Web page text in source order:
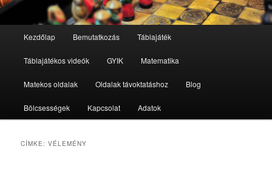
Tovább
az
elsődleges
tartalomra
Tovább
a
másodlagos
tartalomra
Kezdőlap Bemutatkozás Táblajáték
Táblajátékos videók GYIK Matematika
Matekos oldalak Oldalak távoktatáshoz Blog
Bölcsességek Kapcsolat Adatok
CÍMKE:VÉLEMÉNY